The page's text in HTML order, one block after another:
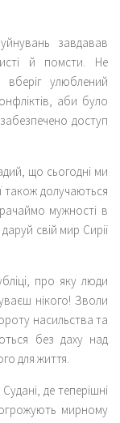
завдавав
й помсти. Не
улюблений
аби було
доступ
що сьогодні ми
також долучаються
мужності в
свій мир Сирії
про яку люди
нікого! Зволи
насильства та
без даху над
для життя.
де теперішні
мирному